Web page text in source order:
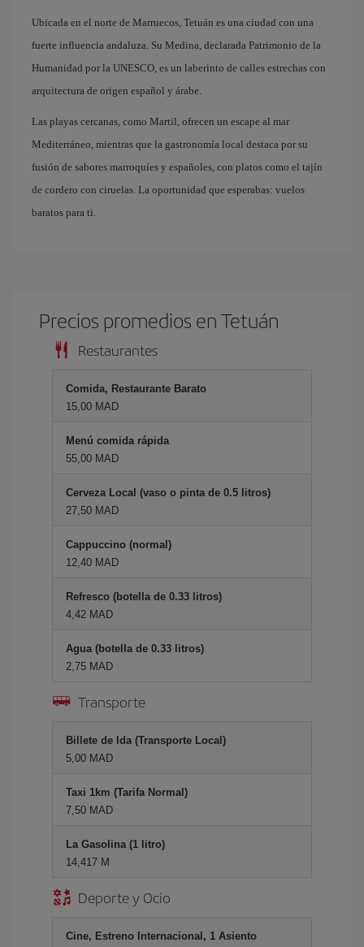
Ubicada en el norte de Marruecos, Tetuán es una ciudad con una
fuerte influencia andaluza. Su Medina, declarada Patrimonio de la
Humanidad por la UNESCO, es un laberinto de calles estrechas con
arquitectura de origen español y árabe.
Las playas cercanas, como Martil, ofrecen un escape al mar
Mediterráneo, mientras que la gastronomía local destaca por su
fusión de sabores marroquíes y españoles, con platos como el tajín
de cordero con ciruelas. La oportunidad que esperabas: vuelos
baratos para ti.
Precios promedios en Tetuán
Restaurantes
Comida, Restaurante Barato
15,00 MAD
Menú comida rápida
55,00 MAD
Cerveza Local (vaso o pinta de 0.5 litros)
27,50 MAD
Cappuccino (normal)
12,40 MAD
Refresco (botella de 0.33 litros)
4,42 MAD
Agua (botella de 0.33 litros)
2,75 MAD
Transporte
Billete de Ida (Transporte Local)
5,00 MAD
Taxi 1km (Tarifa Normal)
7,50 MAD
La Gasolina (1 litro)
14,417 M
Deporte y Ocio
Cine, Estreno Internacional, 1 Asiento